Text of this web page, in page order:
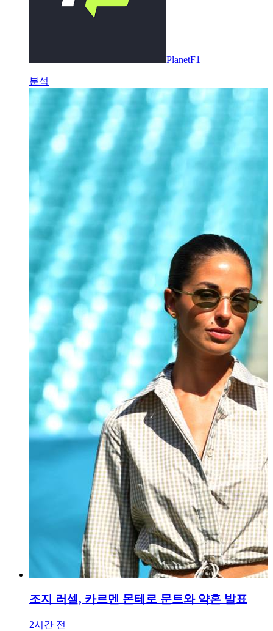
PlanetF1
분석
조지 러셀, 카르멘 몬테로 문트와 약혼 발표
2시간 전